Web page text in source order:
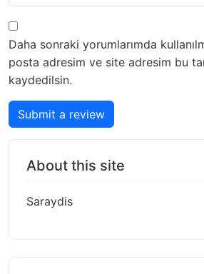
Daha sonraki yorumlarımda
posta adresim ve site adresim bu
kaydedilsin.
Submit a review
About this site
Saraydis